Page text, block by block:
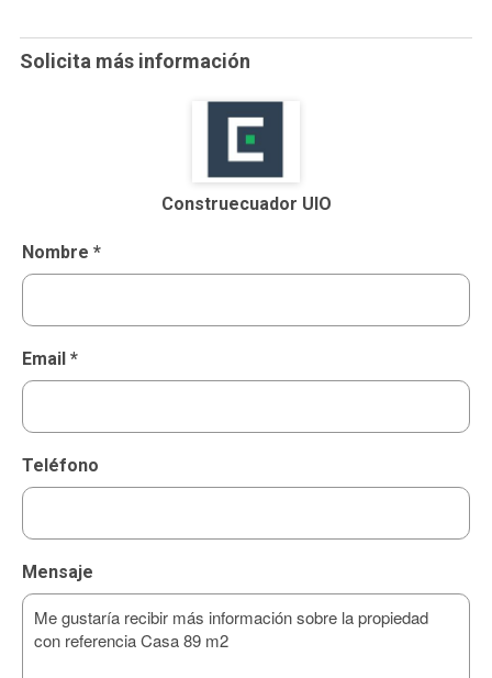
Solicita más información
Construecuador UIO
Nombre *
Email *
Teléfono
Mensaje